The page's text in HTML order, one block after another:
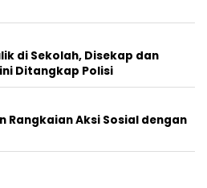
di Sekolah, Disekap dan
Ditangkap Polisi
Rangkaian Aksi Sosial dengan